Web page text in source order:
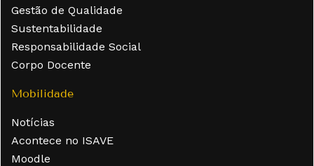
Gestão de Qualidade
Sustentabilidade
Responsabilidade Social
Corpo Docente
Mobilidade
Notícias
Acontece no ISAVE
Moodle